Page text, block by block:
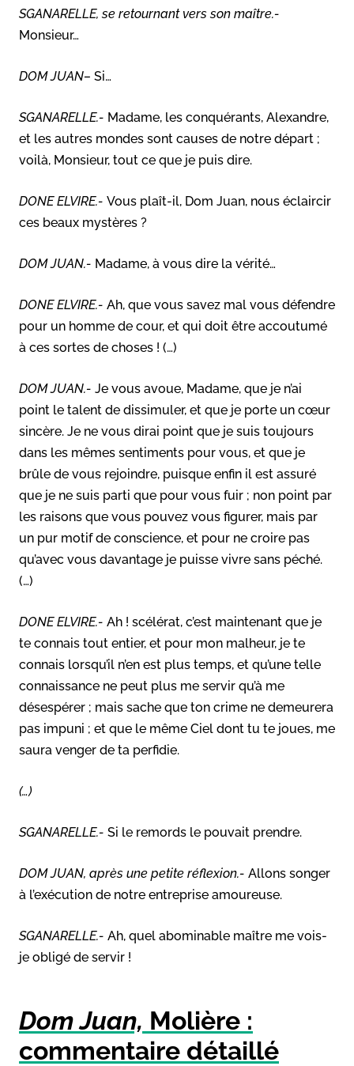
SGANARELLE, se retournant vers son maître.-
Monsieur…
DOM JUAN– Si…
SGANARELLE.- Madame, les conquérants, Alexandre,
et les autres mondes sont causes de notre départ ;
voilà, Monsieur, tout ce que je puis dire.
DONE ELVIRE.- Vous plaît-il, Dom Juan, nous éclaircir
ces beaux mystères ?
DOM JUAN.- Madame, à vous dire la vérité…
DONE ELVIRE.- Ah, que vous savez mal vous défendre
pour un homme de cour, et qui doit être accoutumé
à ces sortes de choses ! (…)
DOM JUAN.- Je vous avoue, Madame, que je n’ai
point le talent de dissimuler, et que je porte un cœur
sincère. Je ne vous dirai point que je suis toujours
dans les mêmes sentiments pour vous, et que je
brûle de vous rejoindre, puisque enfin il est assuré
que je ne suis parti que pour vous fuir ; non point par
les raisons que vous pouvez vous figurer, mais par
un pur motif de conscience, et pour ne croire pas
qu’avec vous davantage je puisse vivre sans péché.
(…)
DONE ELVIRE.- Ah ! scélérat, c’est maintenant que je
te connais tout entier, et pour mon malheur, je te
connais lorsqu’il n’en est plus temps, et qu’une telle
connaissance ne peut plus me servir qu’à me
désespérer ; mais sache que ton crime ne demeurera
pas impuni ; et que le même Ciel dont tu te joues, me
saura venger de ta perfidie.
(…)
SGANARELLE.- Si le remords le pouvait prendre.
DOM JUAN, après une petite réflexion.- Allons songer
à l’exécution de notre entreprise amoureuse.
SGANARELLE.- Ah, quel abominable maître me vois-
je obligé de servir !
Dom Juan, Molière :
commentaire détaillé